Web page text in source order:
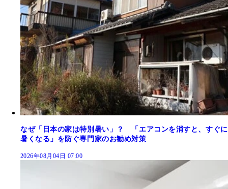
なぜ「日本の家は特別暑い」？ 「エアコンを消すと、すぐに
暑くなる」を防ぐ専門家のお勧め対策
2026年08月04日 07:00